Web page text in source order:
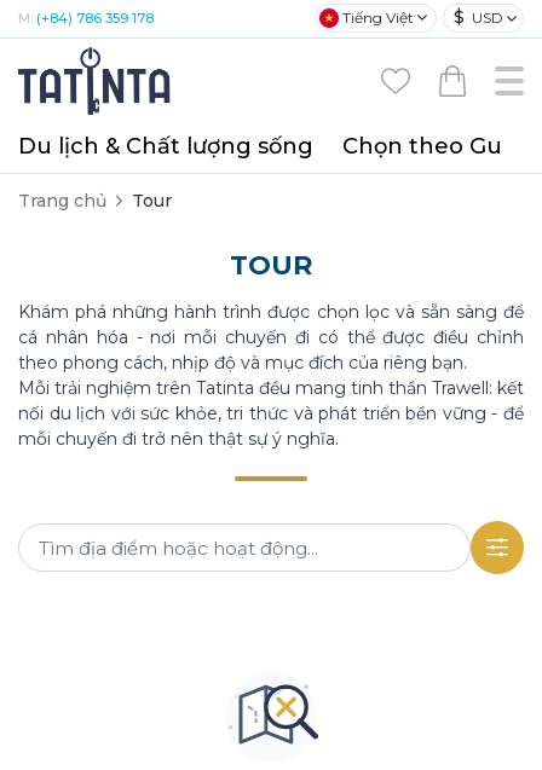
M: (+84) 786 359 178 Tiếng Việt $ USD
Du lịch & Chất lượng sống Chọn theo Gu
Trang chủ Tour
TOUR
Khám phá những hành trình được chọn lọc và sẵn sàng để
cá nhân hóa - nơi mỗi chuyến đi có thể được điều chỉnh
theo phong cách, nhịp độ và mục đích của riêng bạn.
Mỗi trải nghiệm trên Tatinta đều mang tinh thần Trawell: kết
nối du lịch với sức khỏe, tri thức và phát triển bền vững - để
mỗi chuyến đi trở nên thật sự ý nghĩa.